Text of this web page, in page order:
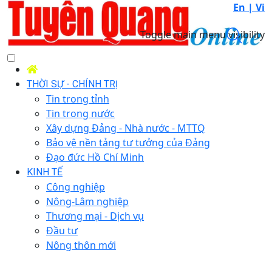
En | Vi
Toggle main menu visibility
THỜI SỰ - CHÍNH TRỊ
Tin trong tỉnh
Tin trong nước
Xây dựng Đảng - Nhà nước - MTTQ
Bảo vệ nền tảng tư tưởng của Đảng
Đạo đức Hồ Chí Minh
KINH TẾ
Công nghiệp
Nông-Lâm nghiệp
Thương mại - Dịch vụ
Đầu tư
Nông thôn mới